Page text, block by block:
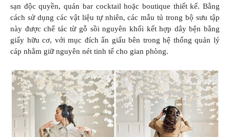
sạn độc quyền, quán bar cocktail hoặc boutique thiết kế. Bằng
cách sử dụng các vật liệu tự nhiên, các mẫu tủ trong bộ sưu tập
này được chế tác từ gỗ sồi nguyên khối kết hợp dây bện bằng
giấy hữu cơ, với mục đích ẩn giấu bên trong hệ thống quản lý
cáp nhằm giữ nguyên nét tinh tế cho gian phòng.